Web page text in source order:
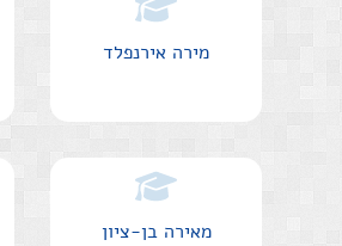
מירה אירנפלד
מאירה בן-ציון